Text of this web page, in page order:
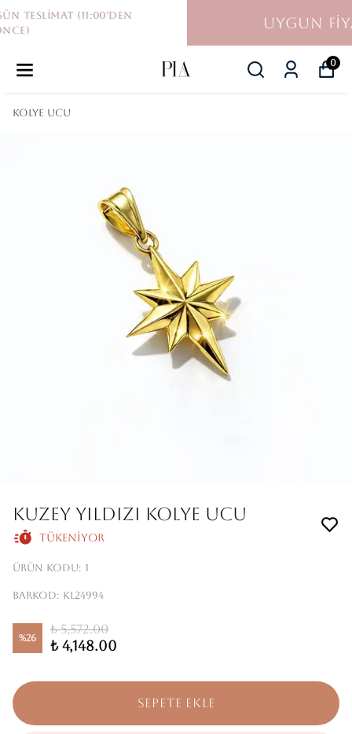
UYGUN FİYAT GARANTİSİ
0
KOLYE UCU
KUZEY YILDIZI KOLYE UCU
Tükeniyor
Ürün Kodu: 1
Barkod: KL24994
%26
₺ 5,572.00
₺ 4,148.00
SEPETE EKLE